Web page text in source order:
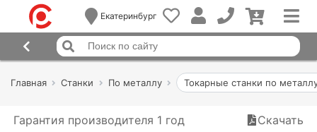
Екатеринбург
Главная Станки По металлу Токарные станки по
Гарантия производителя 1 год Скачать